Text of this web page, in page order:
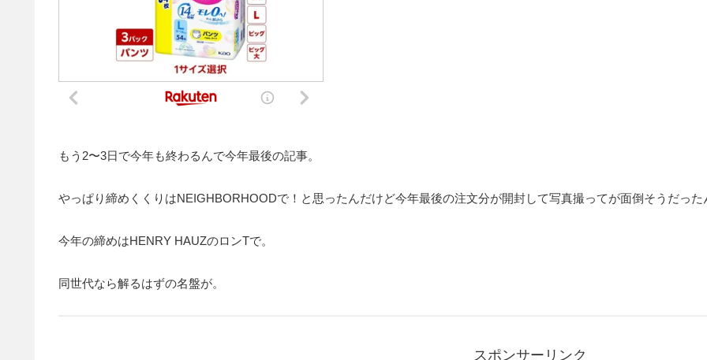
もう2〜3日で今年も終わるんで今年最後の記事。
やっぱり締めくくりはNEIGHBORHOODで！と思ったんだけど今年最後の注文分が開封して写真撮ってが面倒そうだった
今年の締めはHENRY HAUZのロンTで。
同世代なら解るはずの名盤が。
スポンサーリンク